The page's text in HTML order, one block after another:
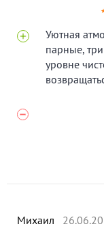
Уютная
парные,
уровне
Михаил